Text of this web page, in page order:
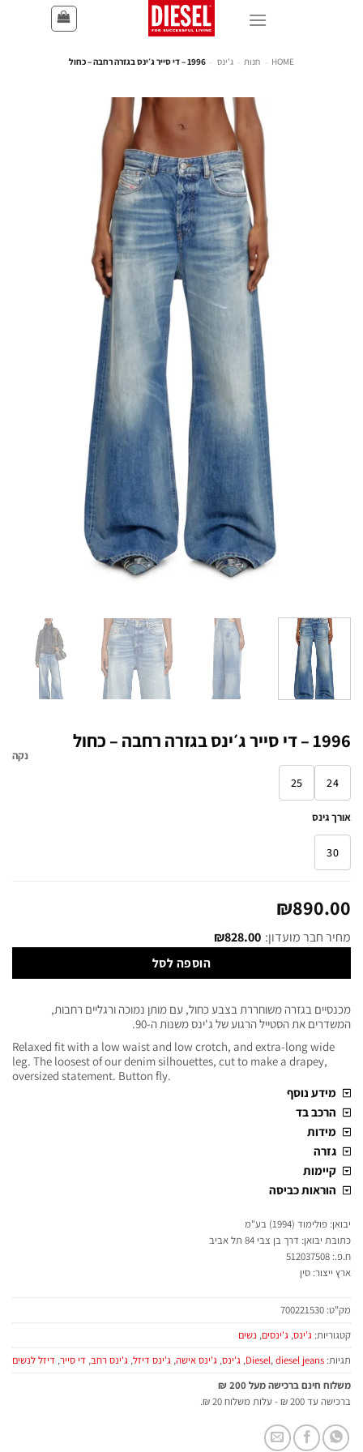
HOME
- חנות - ג'ינס - 1996 – די סייר ג׳ינס בגזרה רחבה – כחול
1996 – די סייר ג׳ינס בגזרה רחבה – כחול
24
25
אורך גינס
30
נקה
₪890.00
מחיר חבר מועדון: ₪828.00
הוספה לסל
מכנסיים בגזרה משוחררת בצבע כחול, עם מותן נמוכה ורגליים רחבות,
המשדרים את הסטייל הרגוע של ג'ינס משנות ה-90.
Relaxed fit with a low waist and low crotch, and extra-long wide
leg. The loosest of our denim silhouettes, cut to make a drapey,
oversized statement. Button fly.
מידע נוסף
הרכב בד
מידות
גזרה
קיימות
הוראות כביסה
יבואן: פולימוד (1994) בע"מ
כתובת יבואן: דרך בן צבי 84 תל אביב
ח.פ.: 512037508
ארץ ייצור: סין
מק"ט: 700221530
קטגוריות: ג'ינס, ג'ינסים, נשים
תגיות:
Diesel,diesel jeans
, ג'ינס, ג'ינס אישה, ג'ינס דיזל, ג'ינס רחב, די סייר, דיזל לנשים
משלוח חינם ברכישה מעל 200 ₪
ברכישה עד 200 ₪ - עלות משלוח 20 ₪.